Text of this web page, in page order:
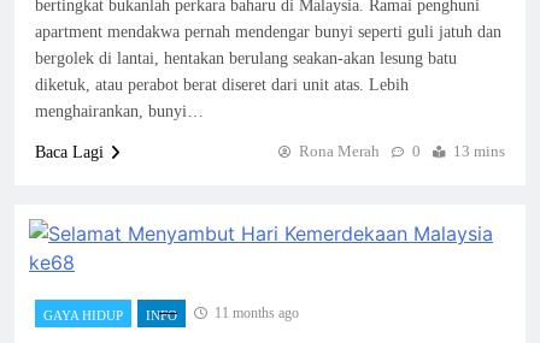
bertingkat bukanlah perkara baharu di Malaysia. Ramai penghuni
apartment mendakwa pernah mendengar bunyi seperti guli jatuh dan
bergolek di lantai, hentakan berulang seakan-akan lesung batu
diketuk, atau perabot berat diseret dari unit atas. Lebih
menghairankan, bunyi…
Baca Lagi Rona Merah 0 13 mins
GAYA HIDUP INFO 11 months ago